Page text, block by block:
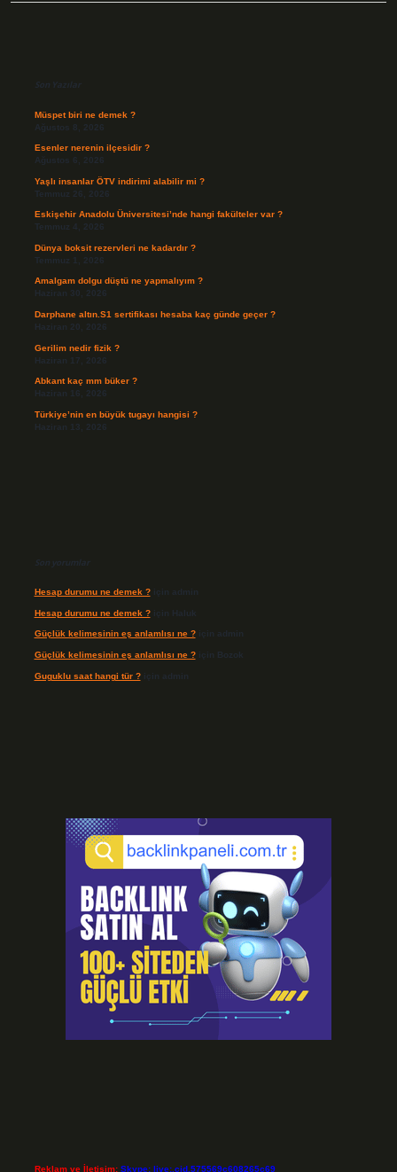
Son Yazılar
Müspet biri ne demek ?
Ağustos 8, 2026
Esenler nerenin ilçesidir ?
Ağustos 6, 2026
Yaşlı insanlar ÖTV indirimi alabilir mi ?
Temmuz 26, 2026
Eskişehir Anadolu Üniversitesi’nde hangi fakülteler var ?
Temmuz 4, 2026
Dünya boksit rezervleri ne kadardır ?
Temmuz 1, 2026
Amalgam dolgu düştü ne yapmalıyım ?
Haziran 30, 2026
Darphane altın.S1 sertifikası hesaba kaç günde geçer ?
Haziran 20, 2026
Gerilim nedir fizik ?
Haziran 17, 2026
Abkant kaç mm büker ?
Haziran 16, 2026
Türkiye’nin en büyük tugayı hangisi ?
Haziran 13, 2026
Son yorumlar
Hesap durumu ne demek ?için admin
Hesap durumu ne demek ?için Haluk
Güçlük kelimesinin eş anlamlısı ne ?için admin
Güçlük kelimesinin eş anlamlısı ne ?için Bozok
Guguklu saat hangi tür ?için admin
Reklam ve İletişim: Skype: live:.cid.575569c608265c69